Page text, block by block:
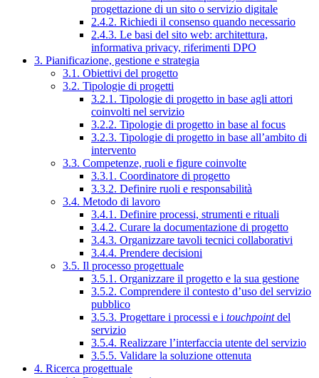
progettazione di un sito o servizio digitale
2.4.2. Richiedi il consenso quando necessario
2.4.3. Le basi del sito web: architettura,
informativa privacy, riferimenti DPO
3. Pianificazione, gestione e strategia
3.1. Obiettivi del progetto
3.2. Tipologie di progetti
3.2.1. Tipologie di progetto in base agli attori
coinvolti nel servizio
3.2.2. Tipologie di progetto in base al focus
3.2.3. Tipologie di progetto in base all’ambito di
intervento
3.3. Competenze, ruoli e figure coinvolte
3.3.1. Coordinatore di progetto
3.3.2. Definire ruoli e responsabilità
3.4. Metodo di lavoro
3.4.1. Definire processi, strumenti e rituali
3.4.2. Curare la documentazione di progetto
3.4.3. Organizzare tavoli tecnici collaborativi
3.4.4. Prendere decisioni
3.5. Il processo progettuale
3.5.1. Organizzare il progetto e la sua gestione
3.5.2. Comprendere il contesto d’uso del servizio
pubblico
3.5.3. Progettare i processi e i touchpointdel
servizio
3.5.4. Realizzare l’interfaccia utente del servizio
3.5.5. Validare la soluzione ottenuta
4. Ricerca progettuale